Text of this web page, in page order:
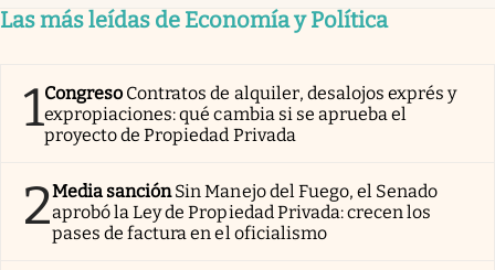
Las más leídas de Economía y Política
1Congreso Contratos de alquiler, desalojos exprés y
expropiaciones: qué cambia si se aprueba el
proyecto de Propiedad Privada
2Media sanciónSin Manejo del Fuego, el Senado
aprobó la Ley de Propiedad Privada: crecen los
pases de factura en el oficialismo